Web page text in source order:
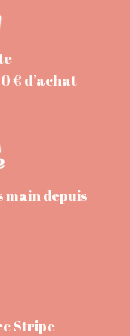
€ d’achat
main depuis
Stripe